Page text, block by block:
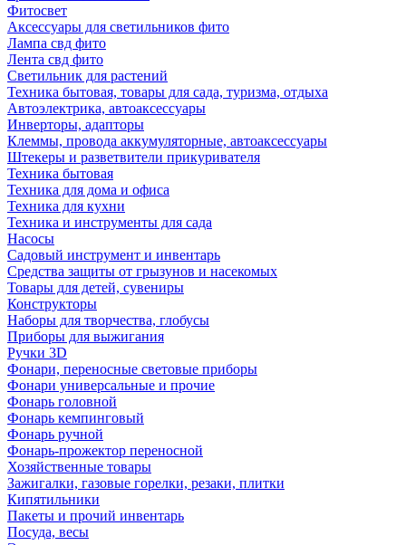
Фитосвет
Аксессуары для светильников фито
Лампа свд фито
Лента свд фито
Светильник для растений
Техника бытовая, товары для сада, туризма, отдыха
Автоэлектрика, автоаксессуары
Инверторы, адапторы
Клеммы, провода аккумуляторные, автоаксессуары
Штекеры и разветвители прикуривателя
Техника бытовая
Техника для дома и офиса
Техника для кухни
Техника и инструменты для сада
Насосы
Садовый инструмент и инвентарь
Средства защиты от грызунов и насекомых
Товары для детей, сувениры
Конструкторы
Наборы для творчества, глобусы
Приборы для выжигания
Ручки 3D
Фонари, переносные световые приборы
Фонари универсальные и прочие
Фонарь головной
Фонарь кемпинговый
Фонарь ручной
Фонарь-прожектор переносной
Хозяйственные товары
Зажигалки, газовые горелки, резаки, плитки
Кипятильники
Пакеты и прочий инвентарь
Посуда, весы